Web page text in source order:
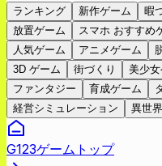
ランキング 新作ゲーム 暇
放置ゲーム
スマホ おすすめ
人気ゲーム
アニメゲーム
3D ゲーム
街づくり 美少
ファンタジー
育成ゲーム
経営シミュレーション
異世
G123ゲームトップ